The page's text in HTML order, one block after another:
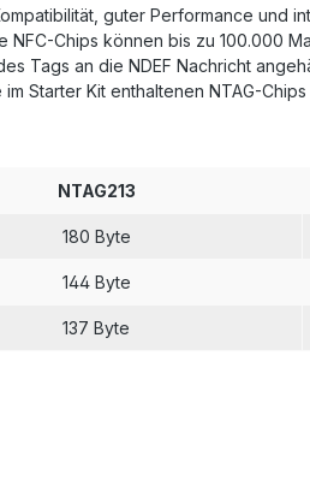
guter Performance
Chips können bis zu 100.000
Tags an die NDEF Nachricht
Starter Kit enthaltenen NTAG-
NTAG213
180 Byte
144 Byte
137 Byte